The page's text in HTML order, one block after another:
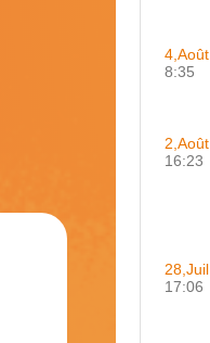
4,Août
8:35
2,Août
16:23
28,Juil
17:06